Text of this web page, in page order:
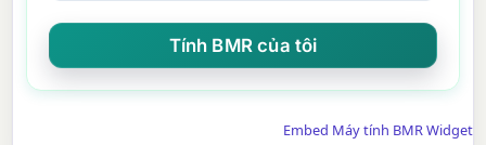
Embed Máy tính BMR Widget